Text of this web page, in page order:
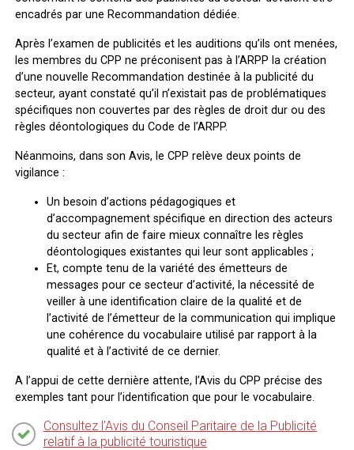
encadrés par une Recommandation dédiée.
Après l’examen de publicités et les auditions qu’ils ont menées,
les membres du CPP ne préconisent pas à l’ARPP la création
d’une nouvelle Recommandation destinée à la publicité du
secteur, ayant constaté qu’il n’existait pas de problématiques
spécifiques non couvertes par des règles de droit dur ou des
règles déontologiques du Code de l’ARPP.
Néanmoins, dans son Avis, le CPP relève deux points de
vigilance :
Un besoin d’actions pédagogiques et
d’accompagnement spécifique en direction des acteurs
du secteur afin de faire mieux connaître les règles
déontologiques existantes qui leur sont applicables ;
Et, compte tenu de la variété des émetteurs de
messages pour ce secteur d’activité, la nécessité de
veiller à une identification claire de la qualité et de
l’activité de l’émetteur de la communication qui implique
une cohérence du vocabulaire utilisé par rapport à la
qualité et à l’activité de ce dernier.
A l’appui de cette dernière attente, l’Avis du CPP précise des
exemples tant pour l’identification que pour le vocabulaire.
Consultez l’Avis du Conseil Paritaire de la Publicité
relatif à la publicité touristique